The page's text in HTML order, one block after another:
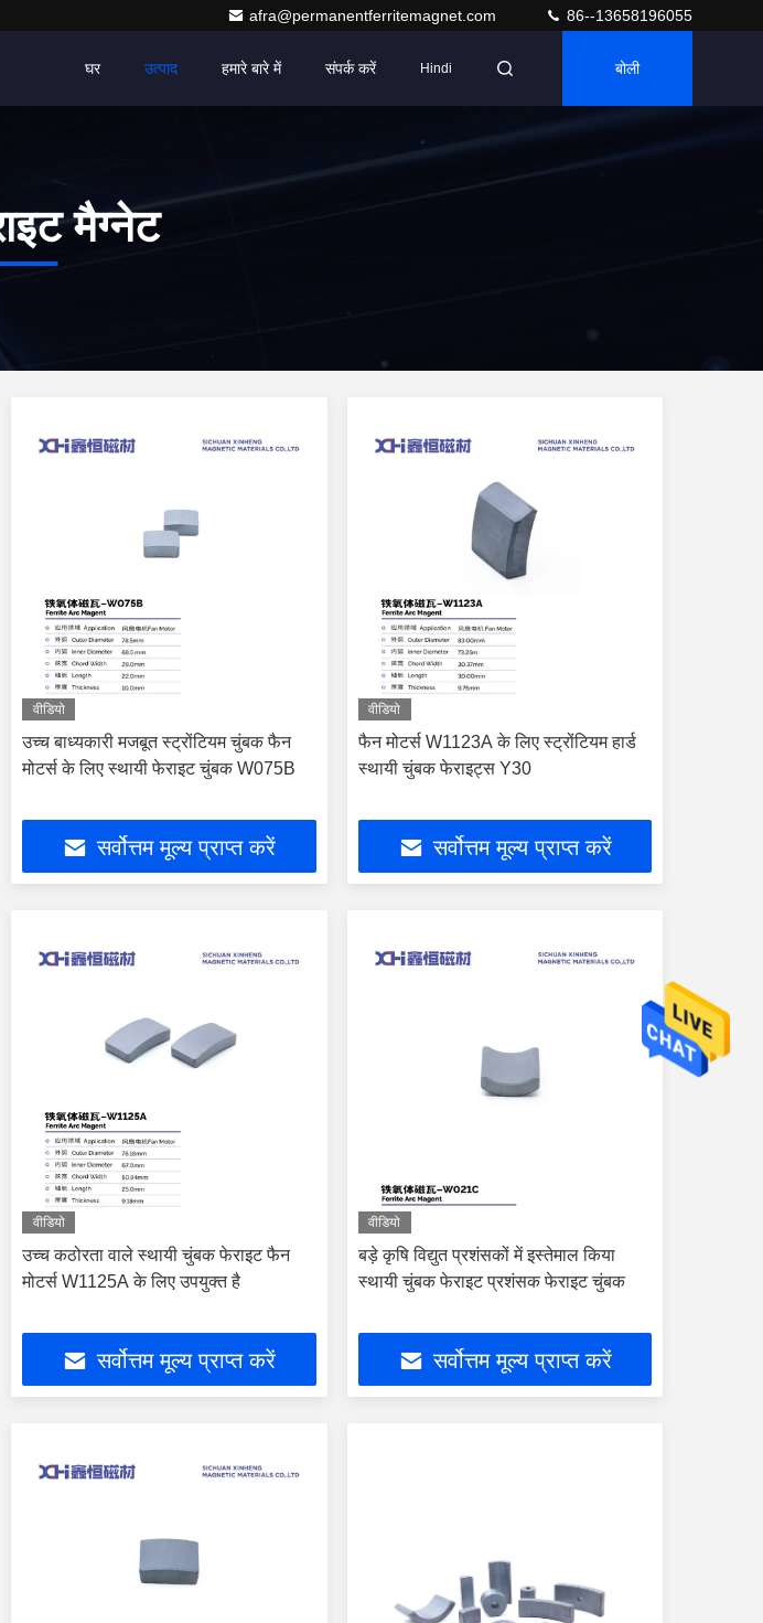
afra@permanentferritemagnet.com 86--13658196055
घर उत्पाद हमारे बारे में संपर्क करें Hindi बोली
मैग्नेट
वीडियो
उच्च बाध्यकारी मजबूत स्ट्रोंटियम चुंबक फैन
मोटर्स के लिए स्थायी फेराइट चुंबक W075B
सर्वोत्तम मूल्य प्राप्त करें
वीडियो
फैन मोटर्स W1123A के लिए स्ट्रोंटियम हार्ड
स्थायी चुंबक फेराइट्स Y30
सर्वोत्तम मूल्य प्राप्त करें
वीडियो
उच्च कठोरता वाले स्थायी चुंबक फेराइट फैन
मोटर्स W1125A के लिए उपयुक्त है
सर्वोत्तम मूल्य प्राप्त करें
वीडियो
बड़े कृषि विद्युत प्रशंसकों में इस्तेमाल किया
स्थायी चुंबक फेराइट प्रशंसक फेराइट चुंबक
सर्वोत्तम मूल्य प्राप्त करें